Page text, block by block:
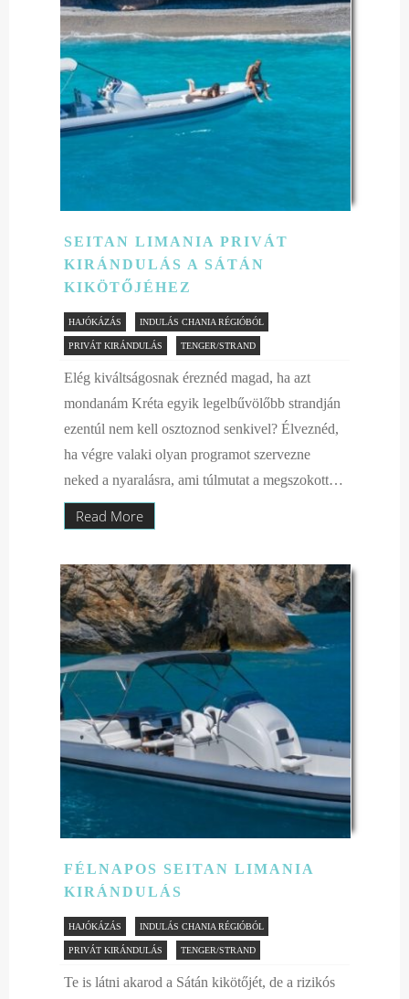
SEITAN LIMANIA PRIVÁT
KIRÁNDULÁS A SÁTÁN
KIKÖTŐJÉHEZ
HAJÓKÁZÁS INDULÁS CHANIA RÉGIÓBÓL
PRIVÁT KIRÁNDULÁS TENGER/STRAND
Elég kiváltságosnak éreznéd magad, ha azt
mondanám Kréta egyik legelbűvölőbb strandján
ezentúl nem kell osztoznod senkivel? Élveznéd,
ha végre valaki olyan programot szervezne
neked a nyaralásra, ami túlmutat a megszokott…
Read More
FÉLNAPOS SEITAN LIMANIA
KIRÁNDULÁS
HAJÓKÁZÁS INDULÁS CHANIA RÉGIÓBÓL
PRIVÁT KIRÁNDULÁS TENGER/STRAND
Te is látni akarod a Sátán kikötőjét, de a rizikós